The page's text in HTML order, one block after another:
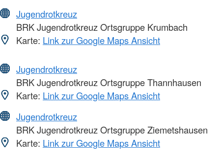
Jugendrotkreuz
BRK Jugendrotkreuz Ortsgruppe Krumbach
Karte: Link zur Google Maps Ansicht
Jugendrotkreuz
BRK Jugendrotkreuz Ortsgruppe Thannhausen
Karte: Link zur Google Maps Ansicht
Jugendrotkreuz
BRK Jugendrotkreuz Ortsgruppe Ziemetshausen
Karte: Link zur Google Maps Ansicht